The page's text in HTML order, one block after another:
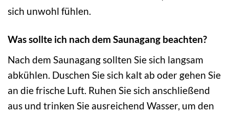
sich unwohl fühlen.
Was sollte ich nach dem Saunagang beachten?
Nach dem Saunagang sollten Sie sich langsam
abkühlen. Duschen Sie sich kalt ab oder gehen Sie
an die frische Luft. Ruhen Sie sich anschließend
aus und trinken Sie ausreichend Wasser, um den